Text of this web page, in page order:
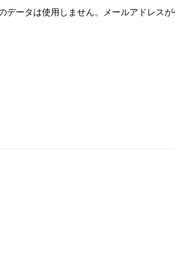
ータは使用しません。メールアドレスが